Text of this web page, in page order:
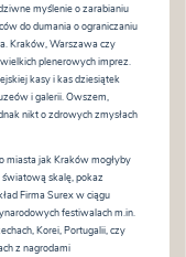
myślenie o zarabianiu
do dumania o ograniczaniu
Kraków, Warszawa czy
plenerowych imprez.
kasy i kas dziesiątek
i galerii. Owszem,
nikt o zdrowych zmysłach
miasta jak Kraków mogłyby
skalę, pokaz
Firma Surex w ciągu
festiwalach m.in.
Korei, Portugalii, czy
z nagrodami